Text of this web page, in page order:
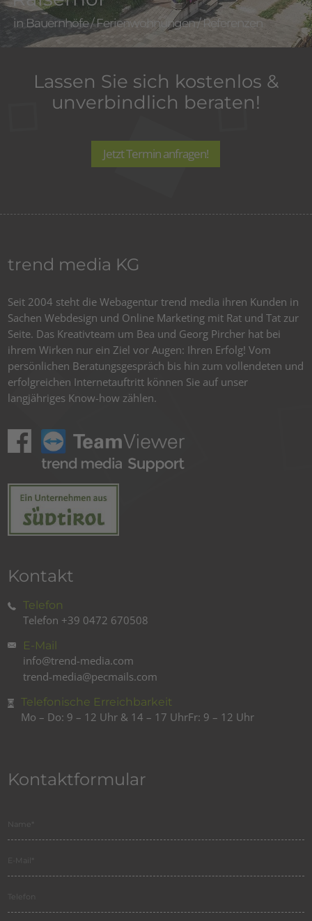
Bauernhöfe/Ferienwohnungen/Referenzen
Lassen Sie sich kostenlos &
unverbindlich beraten!
Jetzt Termin anfragen!
trend media KG
Seit 2004 steht die Webagentur trend media ihren Kunden in
Sachen Webdesign und Online Marketing mit Rat und Tat zur
Seite. Das Kreativteam um Bea und Georg Pircher hat bei
ihrem Wirken nur ein Ziel vor Augen: Ihren Erfolg! Vom
persönlichen Beratungsgespräch bis hin zum vollendeten und
erfolgreichen Internetauftritt können Sie auf unser
langjähriges Know-how zählen.
Kontakt
Telefon
Telefon +39 0472 670508
E-Mail
info@trend-media.com
trend-media@pecmails.com
Telefonische Erreichbarkeit
Mo – Do: 9 – 12 Uhr & 14 – 17 UhrFr: 9 – 12 Uhr
Kontaktformular